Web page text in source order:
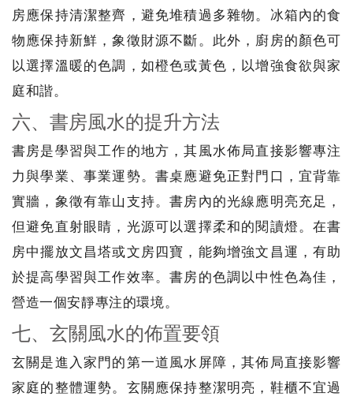
房應保持清潔整齊，避免堆積過多雜物。冰箱內的食
物應保持新鮮，象徵財源不斷。此外，廚房的顏色可
以選擇溫暖的色調，如橙色或黃色，以增強食欲與家
庭和諧。
六、書房風水的提升方法
書房是學習與工作的地方，其風水佈局直接影響專注
力與學業、事業運勢。書桌應避免正對門口，宜背靠
實牆，象徵有靠山支持。書房內的光線應明亮充足，
但避免直射眼睛，光源可以選擇柔和的閱讀燈。在書
房中擺放文昌塔或文房四寶，能夠增強文昌運，有助
於提高學習與工作效率。書房的色調以中性色為佳，
營造一個安靜專注的環境。
七、玄關風水的佈置要領
玄關是進入家門的第一道風水屏障，其佈局直接影響
家庭的整體運勢。玄關應保持整潔明亮，鞋櫃不宜過